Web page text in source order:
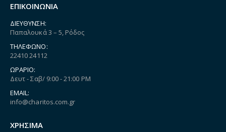
ΕΠΙΚΟΙΝΩΝΙΑ
ΔΙΕΎΘΥΝΣΗ:
Παπαλουκά 3 – 5, Ρόδος
ΤΗΛΈΦΩΝΟ:
22410 24112
ΩΡΆΡΙΟ:
Δευτ - Σαβ/ 9:00 - 21:00 PM
EMAIL:
info@charitos.com.gr
ΧΡΗΣΙΜΑ